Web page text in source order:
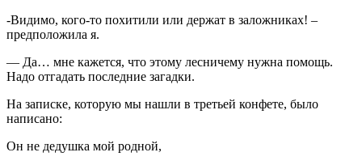
-Видимо, кого-то похитили или держат в заложниках! –
предположила я.
— Да… мне кажется, что этому лесничему нужна помощь.
Надо отгадать последние загадки.
На записке, которую мы нашли в третьей конфете, было
написано:
Он не дедушка мой родной,